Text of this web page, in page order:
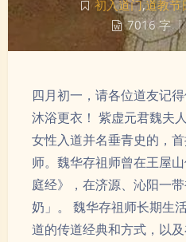
初入道门,道教节
7016 字 |
四月初一，请各位道友记
沐浴更衣！ 紫虚元君魏夫
女性入道并名垂青史的，
师。魏华存祖师曾在王屋
庭经》，在济源、沁阳一
奶」。 魏华存祖师长期生
道的传道经典和方式，以